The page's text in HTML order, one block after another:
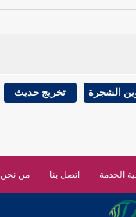
الشجرة تخريج حديث
الخدمة اتصل بنا من نحن